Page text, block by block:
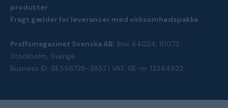
produkter.
Fragt gælder for leverancer med virksomhedspakke.
Proffsmagasinet Svenska AB: Box 44024, 10073
Stockholm, Sverige
Business ID: SE556728-3857 | VAT: SE-nr. 13344922